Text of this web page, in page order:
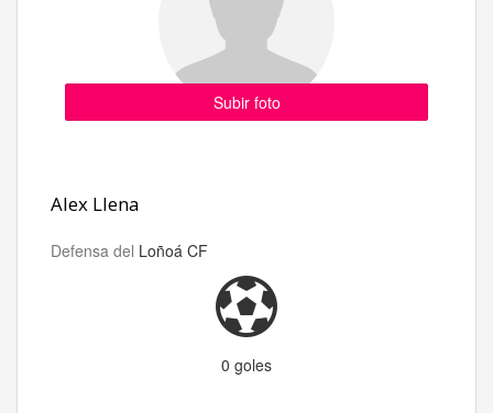
Subir foto
Alex Llena
Defensa del Loñoá CF
0 goles